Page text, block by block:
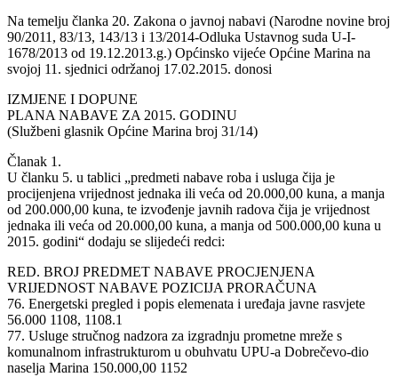
Na temelju članka 20. Zakona o javnoj nabavi (Narodne novine broj
90/2011, 83/13, 143/13 i 13/2014-Odluka Ustavnog suda U-I-
1678/2013 od 19.12.2013.g.) Općinsko vijeće Općine Marina na
svojoj 11. sjednici održanoj 17.02.2015. donosi
IZMJENE I DOPUNE
PLANA NABAVE ZA 2015. GODINU
(Službeni glasnik Općine Marina broj 31/14)
Članak 1.
U članku 5. u tablici „predmeti nabave roba i usluga čija je
procijenjena vrijednost jednaka ili veća od 20.000,00 kuna, a manja
od 200.000,00 kuna, te izvođenje javnih radova čija je vrijednost
jednaka ili veća od 20.000,00 kuna, a manja od 500.000,00 kuna u
2015. godini“ dodaju se slijedeći redci:
RED. BROJ PREDMET NABAVE PROCJENJENA
VRIJEDNOST NABAVE POZICIJA PRORAČUNA
76. Energetski pregled i popis elemenata i uređaja javne rasvjete
56.000 1108, 1108.1
77. Usluge stručnog nadzora za izgradnju prometne mreže s
komunalnom infrastrukturom u obuhvatu UPU-a Dobrečevo-dio
naselja Marina 150.000,00 1152